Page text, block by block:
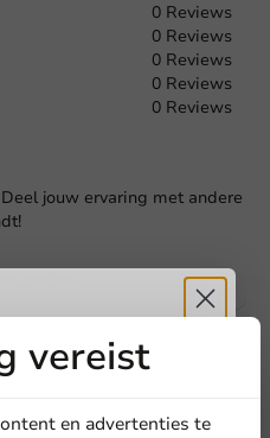
0 Reviews
0 Reviews
0 Reviews
0 Reviews
0 Reviews
jouw ervaring met andere
vereist
en advertenties te
5%